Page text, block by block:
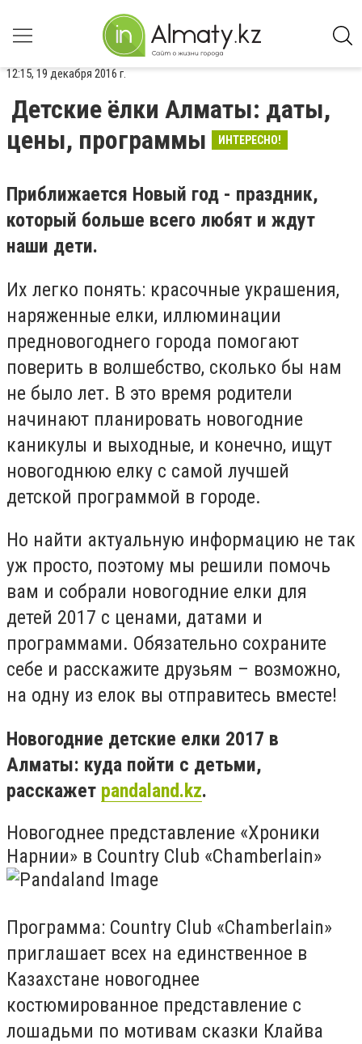
12:15, 19 декабря 2016 г.
Детские ёлки Алматы: даты,
цены, программы
ИНТЕРЕСНО!
Приближается Новый год - праздник,
который больше всего любят и ждут
наши дети.
Их легко понять: красочные украшения,
наряженные елки, иллюминации
предновогоднего города помогают
поверить в волшебство, сколько бы нам
не было лет. В это время родители
начинают планировать новогодние
каникулы и выходные, и конечно, ищут
новогоднюю елку с самой лучшей
детской программой в городе.
Но найти актуальную информацию не так
уж просто, поэтому мы решили помочь
вам и собрали новогодние елки для
детей 2017 с ценами, датами и
программами. Обязательно сохраните
себе и расскажите друзьям – возможно,
на одну из елок вы отправитесь вместе!
Новогодние детские елки 2017 в
Алматы: куда пойти с детьми,
расскажет pandaland.kz.
Новогоднее представление «Хроники
Нарнии» в Country Club «Chamberlain»
Программа: Country Club «Chamberlain»
приглашает всех на единственное в
Казахстане новогоднее
костюмированное представление с
лошадьми по мотивам сказки Клайва